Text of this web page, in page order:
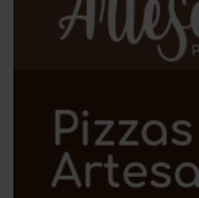
Poções
Polícia Civil
Polícia Militar